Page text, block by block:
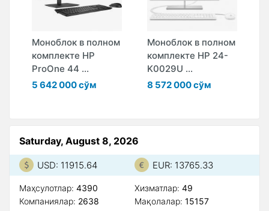
Моноблок в полном
комплекте HP
ProOne 44 ...
5 642 000 сўм
Моноблок в полном
комплекте HP 24-
K0029U ...
8 572 000 сўм
Saturday, August 8, 2026
USD: 11915.64 EUR: 13765.33
Маҳсулотлар: 4390
Компаниялар: 2638
Xизматлар: 49
Мақолалар: 15157